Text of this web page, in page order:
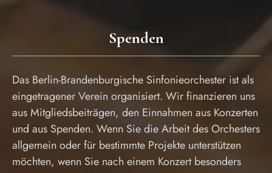
Spenden
Das Berlin-Brandenburgische Sinfonieorchester ist als
eingetragener Verein organisiert. Wir finanzieren uns
aus Mitgliedsbeiträgen, den Einnahmen aus Konzerten
und aus Spenden. Wenn Sie die Arbeit des Orchesters
allgemein oder für bestimmte Projekte unterstützen
möchten, wenn Sie nach einem Konzert besonders